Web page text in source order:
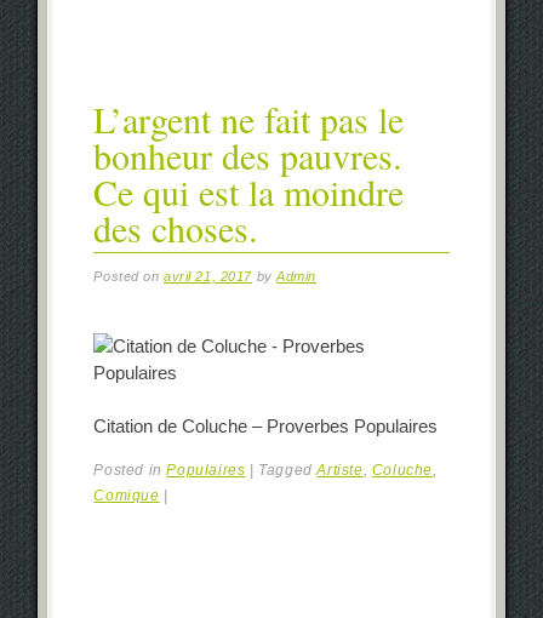
L’argent ne fait pas le
bonheur des pauvres.
Ce qui est la moindre
des choses.
Posted onavril 21, 2017 byAdmin
Citation de Coluche – Proverbes Populaires
Posted inPopulaires TaggedArtiste, Coluche,
Comique